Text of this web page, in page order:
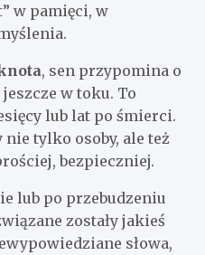
w pamięci, w
, sen przypomina o
w toku. To
lub lat po śmierci.
tylko osoby, ale też
bezpieczniej.
lub po przebudzeniu
zostały jakieś
słowa,